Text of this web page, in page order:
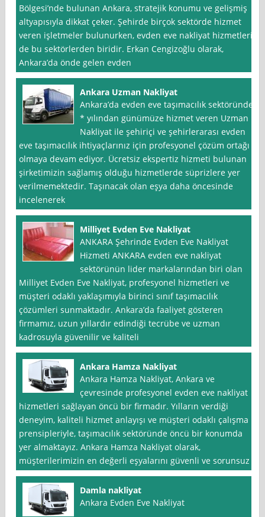
Bölgesi’nde bulunan Ankara, stratejik konumu ve gelişmiş
altyapısıyla dikkat çeker. Şehirde birçok sektörde hizmet
veren işletmeler bulunurken, evden eve nakliyat hizmetleri
de bu sektörlerden biridir. Erkan Cengizoğlu olarak,
Ankara’da önde gelen evden
Ankara Uzman Nakliyat
Ankara’da evden eve taşımacılık sektöründe
* yılından günümüze hizmet veren Uzman
Nakliyat ile şehiriçi ve şehirlerarası evden
eve taşımacılık ihtiyaçlarınız için profesyonel çözüm ortağı
olmaya devam ediyor. Ücretsiz ekspertiz hizmeti bulunan
şirketimizin sağlamış olduğu hizmetlerde süprizlere yer
verilmemektedir. Taşınacak olan eşya daha öncesinde
incelenerek
Milliyet Evden Eve Nakliyat
ANKARA Şehrinde Evden Eve Nakliyat
Hizmeti ANKARA evden eve nakliyat
sektörünün lider markalarından biri olan
Milliyet Evden Eve Nakliyat, profesyonel hizmetleri ve
müşteri odaklı yaklaşımıyla birinci sınıf taşımacılık
çözümleri sunmaktadır. Ankara’da faaliyet gösteren
firmamız, uzun yıllardır edindiği tecrübe ve uzman
kadrosuyla güvenilir ve kaliteli
Ankara Hamza Nakliyat
Ankara Hamza Nakliyat, Ankara ve
çevresinde profesyonel evden eve nakliyat
hizmetleri sağlayan öncü bir firmadır. Yılların verdiği
deneyim, kaliteli hizmet anlayışı ve müşteri odaklı çalışma
prensipleriyle, taşımacılık sektöründe öncü bir konumda
yer almaktayız. Ankara Hamza Nakliyat olarak,
müşterilerimizin en değerli eşyalarını güvenli ve sorunsuz
Damla nakliyat
Ankara Evden Eve Nakliyat